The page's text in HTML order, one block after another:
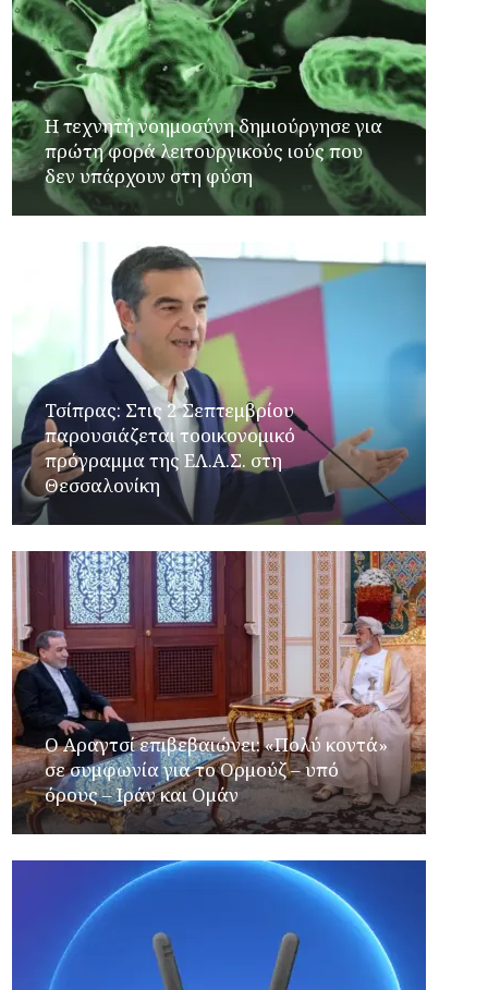
Η τεχνητή νοημοσύνη δημιούργησε για
πρώτη φορά λειτουργικούς ιούς που
δεν υπάρχουν στη φύση
Τσίπρας: Στις 2 Σεπτεμβρίου
παρουσιάζεται τοοικονομικό
πρόγραμμα της ΕΛ.Α.Σ. στη
Θεσσαλονίκη
Ο Αραγτσί επιβεβαιώνει: «Πολύ κοντά»
σε συμφωνία για το Ορμούζ – υπό
όρους – Ιράν και Ομάν